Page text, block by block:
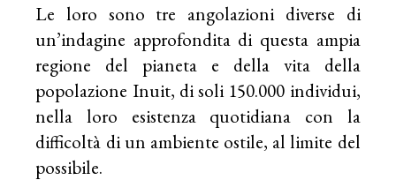
Le loro sono tre angolazioni diverse di
un’indagine approfondita di questa ampia
regione del pianeta e della vita della
popolazione Inuit, di soli 150.000 individui,
nella loro esistenza quotidiana con la
difficoltà di un ambiente ostile, al limite del
possibile.